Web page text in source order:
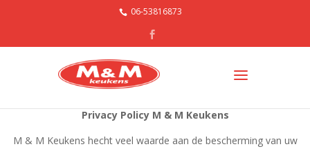
06-53816873
Privacy Policy M & M Keukens
M & M Keukens hecht veel waarde aan de bescherming van uw